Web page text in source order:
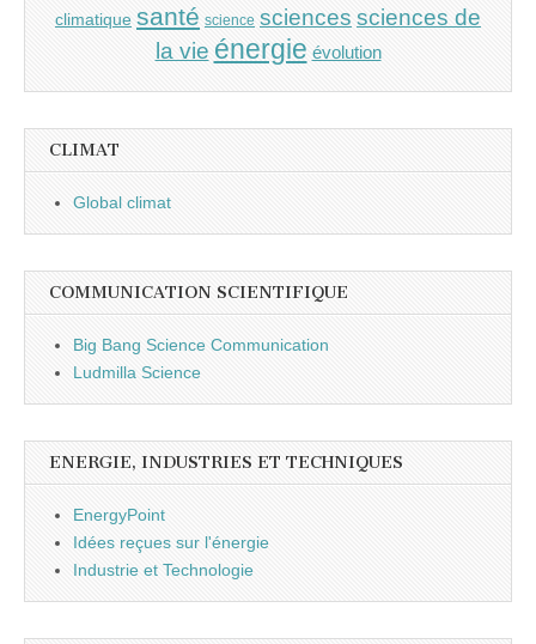
climatique santé science sciences sciences de
la vie énergie évolution
CLIMAT
Global climat
COMMUNICATION SCIENTIFIQUE
Big Bang Science Communication
Ludmilla Science
ENERGIE, INDUSTRIES ET TECHNIQUES
EnergyPoint
Idées reçues sur l'énergie
Industrie et Technologie